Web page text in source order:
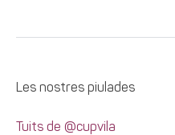
Les nostres piulades
Tuits de @cupvila